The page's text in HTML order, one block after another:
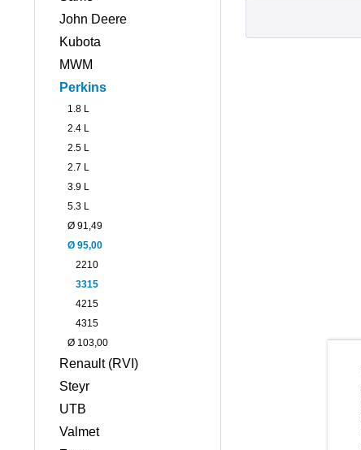
John Deere
Kubota
MWM
Perkins
1.8 L
2.4 L
2.5 L
2.7 L
3.9 L
5.3 L
Ø 91,49
Ø 95,00
2210
3315
4215
4315
Ø 103,00
Renault (RVI)
Steyr
UTB
Valmet